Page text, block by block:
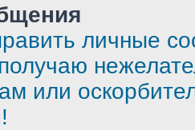
личные
или